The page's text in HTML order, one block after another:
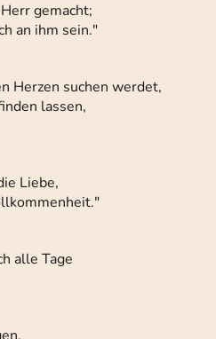
gemacht;
an ihm sein."
Herzen suchen werdet,
lassen,
Liebe,
alle Tage